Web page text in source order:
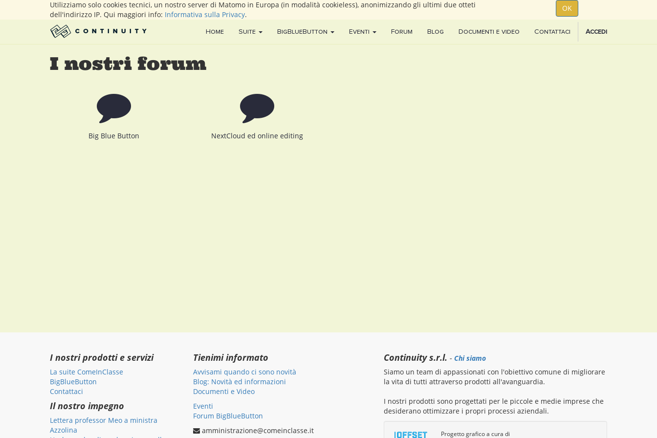
Utilizziamo solo cookies tecnici, un nostro server di Matomo in Europa (in modalità cookieless), anonimizzando gli ultimi due otteti
dell'indirizzo IP. Qui maggiori info: Informativa sulla Privacy.
OK
Home Suite BigBlueButton Eventi Forum Blog Documenti e video Contattaci Accedi
I nostri forum
Big Blue Button NextCloud ed online editing
I nostri prodotti e servizi
La suite ComeInClasse
BigBlueButton
Contattaci
Il nostro impegno
Lettera professor Meo a ministra
Azzolina
Tienimi informato
Avvisami quando ci sono novità
Blog: Novità ed informazioni
Documenti e Video
Eventi
Forum BigBlueButton
amministrazione@comeinclasse.it
Continuity s.r.l. - Chi siamo
Siamo un team di appassionati con l'obiettivo comune di migliorare
la vita di tutti attraverso prodotti all'avanguardia.
I nostri prodotti sono progettati per le piccole e medie imprese che
desiderano ottimizzare i propri processi aziendali.
Progetto grafico a cura di